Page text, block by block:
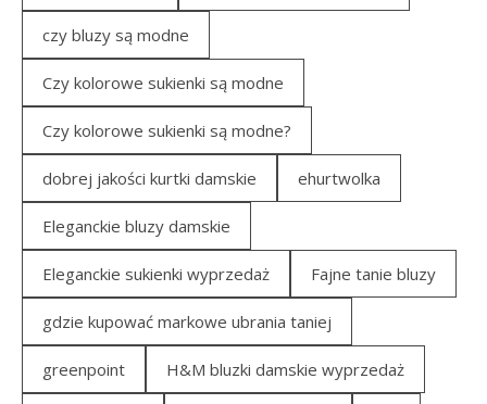
czy bluzy są modne
Czy kolorowe sukienki są modne
Czy kolorowe sukienki są modne?
dobrej jakości kurtki damskie ehurtwolka
Eleganckie bluzy damskie
Eleganckie sukienki wyprzedaż Fajne tanie bluzy
gdzie kupować markowe ubrania taniej
greenpoint H&M bluzki damskie wyprzedaż